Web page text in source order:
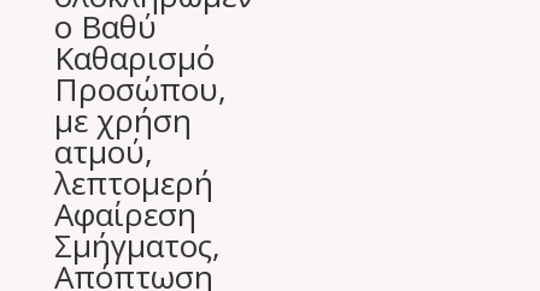
ο Βαθύ
Καθαρισμό
Προσώπου,
με χρήση
ατμού,
λεπτομερή
Αφαίρεση
Σμήγματος,
Απόπτωση